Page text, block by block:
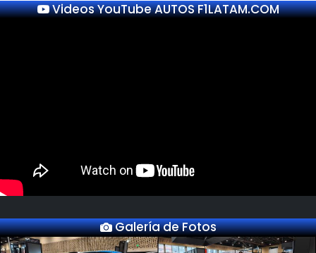
Videos YouTube AUTOS F1LATAM.COM
Galería de Fotos